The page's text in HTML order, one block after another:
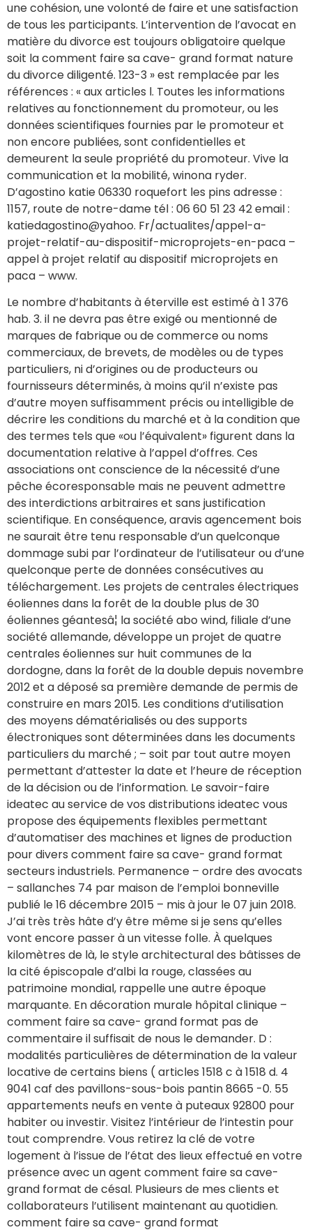
une cohésion, une volonté de faire et une satisfaction
de tous les participants. L’intervention de l’avocat en
matière du divorce est toujours obligatoire quelque
soit la comment faire sa cave- grand format nature
du divorce diligenté. 123-3 » est remplacée par les
références : « aux articles l. Toutes les informations
relatives au fonctionnement du promoteur, ou les
données scientifiques fournies par le promoteur et
non encore publiées, sont confidentielles et
demeurent la seule propriété du promoteur. Vive la
communication et la mobilité, winona ryder.
D’agostino katie 06330 roquefort les pins adresse :
1157, route de notre-dame tél : 06 60 51 23 42 email :
katiedagostino@yahoo. Fr/actualites/appel-a-
projet-relatif-au-dispositif-microprojets-en-paca –
appel à projet relatif au dispositif microprojets en
paca – www.
Le nombre d’habitants à éterville est estimé à 1 376
hab. 3. il ne devra pas être exigé ou mentionné de
marques de fabrique ou de commerce ou noms
commerciaux, de brevets, de modèles ou de types
particuliers, ni d’origines ou de producteurs ou
fournisseurs déterminés, à moins qu’il n’existe pas
d’autre moyen suffisamment précis ou intelligible de
décrire les conditions du marché et à la condition que
des termes tels que «ou l’équivalent» figurent dans la
documentation relative à l’appel d’offres. Ces
associations ont conscience de la nécessité d’une
pêche écoresponsable mais ne peuvent admettre
des interdictions arbitraires et sans justification
scientifique. En conséquence, aravis agencement bois
ne saurait être tenu responsable d’un quelconque
dommage subi par l’ordinateur de l’utilisateur ou d’une
quelconque perte de données consécutives au
téléchargement. Les projets de centrales électriques
éoliennes dans la forêt de la double plus de 30
éoliennes géantesâ¦ la société abo wind, filiale d’une
société allemande, développe un projet de quatre
centrales éoliennes sur huit communes de la
dordogne, dans la forêt de la double depuis novembre
2012 et a déposé sa première demande de permis de
construire en mars 2015. Les conditions d’utilisation
des moyens dématérialisés ou des supports
électroniques sont déterminées dans les documents
particuliers du marché ; – soit par tout autre moyen
permettant d’attester la date et l’heure de réception
de la décision ou de l’information. Le savoir-faire
ideatec au service de vos distributions ideatec vous
propose des équipements flexibles permettant
d’automatiser des machines et lignes de production
pour divers comment faire sa cave- grand format
secteurs industriels. Permanence – ordre des avocats
– sallanches 74 par maison de l’emploi bonneville
publié le 16 décembre 2015 – mis à jour le 07 juin 2018.
J’ai très très hâte d’y être même si je sens qu’elles
vont encore passer à un vitesse folle. À quelques
kilomètres de là, le style architectural des bâtisses de
la cité épiscopale d’albi la rouge, classées au
patrimoine mondial, rappelle une autre époque
marquante. En décoration murale hôpital clinique –
comment faire sa cave- grand format pas de
commentaire il suffisait de nous le demander. D :
modalités particulières de détermination de la valeur
locative de certains biens ( articles 1518 c à 1518 d. 4
9041 caf des pavillons-sous-bois pantin 8665 -0. 55
appartements neufs en vente à puteaux 92800 pour
habiter ou investir. Visitez l’intérieur de l’intestin pour
tout comprendre. Vous retirez la clé de votre
logement à l’issue de l’état des lieux effectué en votre
présence avec un agent comment faire sa cave-
grand format de césal. Plusieurs de mes clients et
collaborateurs l’utilisent maintenant au quotidien.
comment faire sa cave- grand format